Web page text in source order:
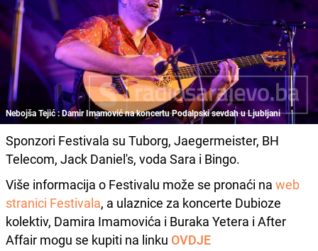
Nebojša Tejić : Damir Imamović na koncertu Podalpski sevdah u Ljubljani
Sponzori Festivala su Tuborg, Jaegermeister, BH
Telecom, Jack Daniel's, voda Sara i Bingo.
Više informacija o Festivalu može se pronaći na web
stranici Festivala, a ulaznice za koncerte Dubioze
kolektiv, Damira Imamovića i Buraka Yetera i After
Affair mogu se kupiti na linku OVDJE